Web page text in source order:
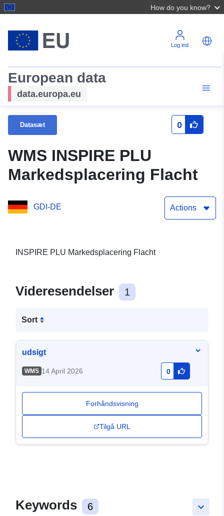
How do you know?
Log ind
European data
data.europa.eu
Datasæt 0
WMS INSPIRE PLU
Markedsplacering Flacht
GDI-DE Actions
INSPIRE PLU Markedsplacering Flacht
Videresendelser 1
Sort
udsigt
WMS 14 April 2026 0
Forhåndsvisning
Tilgå URL
keyboard_arrow_down
Keywords 6